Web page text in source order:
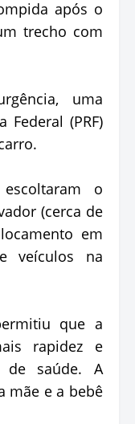
após o
trecho com
uma
Federal (PRF)
o
(cerca de
em
veículos na
que a
rapidez e
de saúde. A
mãe e a bebê